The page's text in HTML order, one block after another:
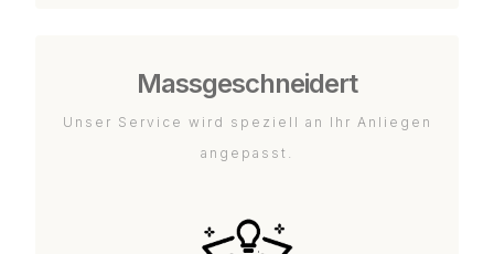
Massgeschneidert
Unser Service wird speziell an Ihr Anliegen
angepasst.